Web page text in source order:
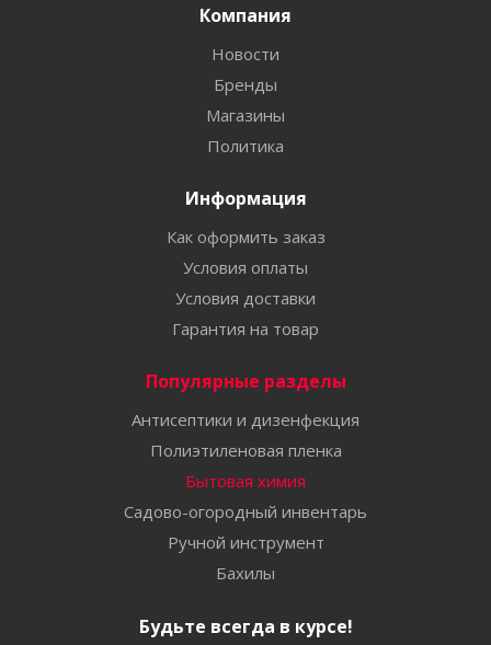
Компания
Новости
Бренды
Магазины
Политика
Информация
Как оформить заказ
Условия оплаты
Условия доставки
Гарантия на товар
Популярные разделы
Антисептики и дизенфекция
Полиэтиленовая пленка
Бытовая химия
Садово-огородный инвентарь
Ручной инструмент
Бахилы
Будьте всегда в курсе!